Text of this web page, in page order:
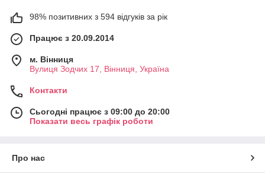
98% позитивних з 594 відгуків за рік
Працює з 20.09.2014
м. Вінниця
Вулиця Зодчих 17, Вінниця, Україна
Контакти
Сьогодні працює з 09:00 до 20:00
Показати весь графік роботи
Про нас